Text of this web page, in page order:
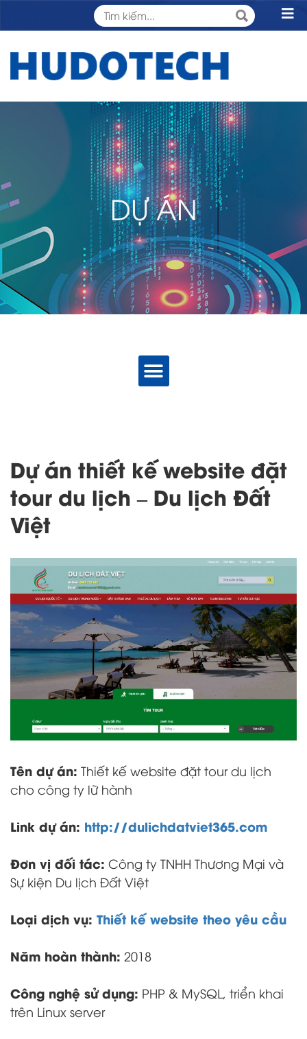
DỰ ÁN
Dự án thiết kế website đặt
tour du lịch – Du lịch Đất
Việt
Tên dự án: Thiết kế website đặt tour du lịch
cho công ty lữ hành
Link dự án: http://dulichdatviet365.com
Đơn vị đối tác: Công ty TNHH Thương Mại và
Sự kiện Du lịch Đất Việt
Loại dịch vụ: Thiết kế website theo yêu cầu
Năm hoàn thành: 2018
Công nghệ sử dụng: PHP & MySQL, triển khai
trên Linux server